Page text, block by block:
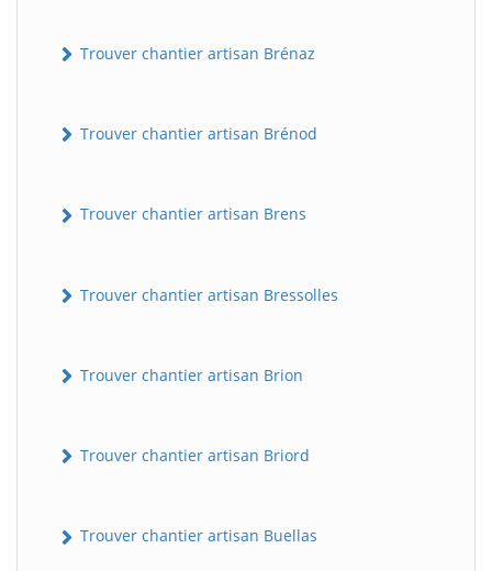
Trouver chantier artisan Brénaz
Trouver chantier artisan Brénod
Trouver chantier artisan Brens
Trouver chantier artisan Bressolles
Trouver chantier artisan Brion
Trouver chantier artisan Briord
Trouver chantier artisan Buellas